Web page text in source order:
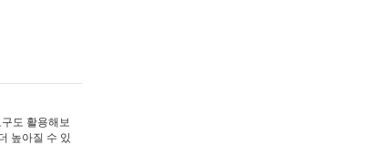
도 활용해보
높아질 수 있